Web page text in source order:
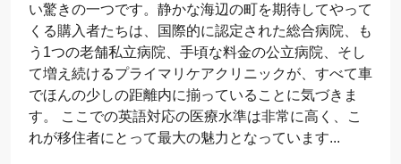
い驚きの一つです。静かな海辺の町を期待してやって
くる購入者たちは、国際的に認定された総合病院、も
う1つの老舗私立病院、手頃な料金の公立病院、そし
て増え続けるプライマリケアクリニックが、すべて車
でほんの少しの距離内に揃っていることに気づきま
す。 ここでの英語対応の医療水準は非常に高く、こ
れが移住者にとって最大の魅力となっています...